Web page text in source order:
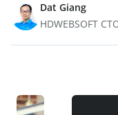
Dat Giang
HDWEBSOFT